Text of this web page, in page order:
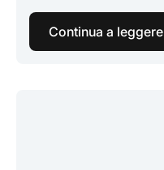
Continua a leggere